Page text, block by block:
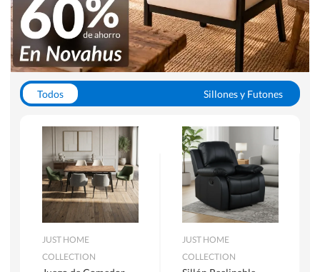
Todos
Sillones y Futones
Escritorios y Sillas PC
Racks y Muebles TV
Alfombras
JUST HOME
COLLECTION
JUST HOME
COLLECTION